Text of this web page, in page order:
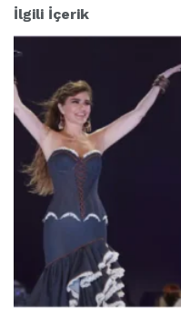
İlgili İçerik